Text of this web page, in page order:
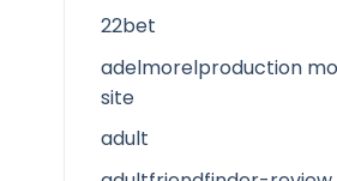
22bet
adelmorelproduction
site
adult